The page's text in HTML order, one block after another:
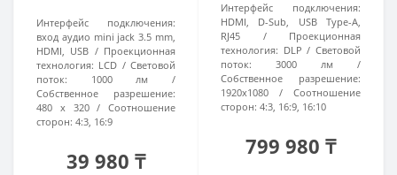
Интерфейс подключения:
вход аудио mini jack 3.5 mm,
HDMI, USB
Проекционная
технология: LCD
Световой
поток:
1000 лм
Собственное разрешение:
480 x 320
Соотношение
сторон: 4:3, 16:9
39 980 ₸
Интерфейс подключения:
HDMI, D-Sub, USB Type-A,
RJ45
Проекционная
технология: DLP
Световой
поток:
3000 лм
Собственное разрешение:
1920x1080
Соотношение
сторон: 4:3, 16:9, 16:10
799 980 ₸